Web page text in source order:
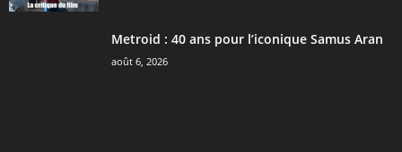
Metroid : 40 ans pour l’iconique Samus Aran
août 6, 2026